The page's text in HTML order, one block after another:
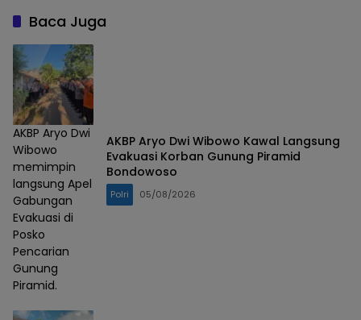
Baca Juga
AKBP Aryo Dwi
Wibowo
memimpin
langsung Apel
Gabungan
Evakuasi di
Posko
Pencarian
Gunung
Piramid.
AKBP Aryo Dwi Wibowo Kawal Langsung
Evakuasi Korban Gunung Piramid
Bondowoso
Polri 05/08/2026